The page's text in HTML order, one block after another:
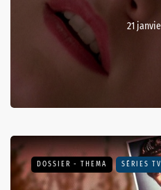
21
DOSSIER - THEMA SÉRIES TV